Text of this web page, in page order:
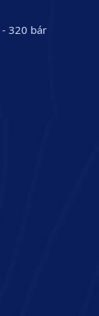
320 bár